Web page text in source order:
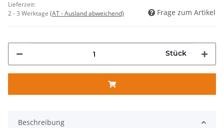
Lieferzeit:
2 - 3 Werktage (AT - Ausland abweichend) Frage zum Artikel
Stück
Beschreibung